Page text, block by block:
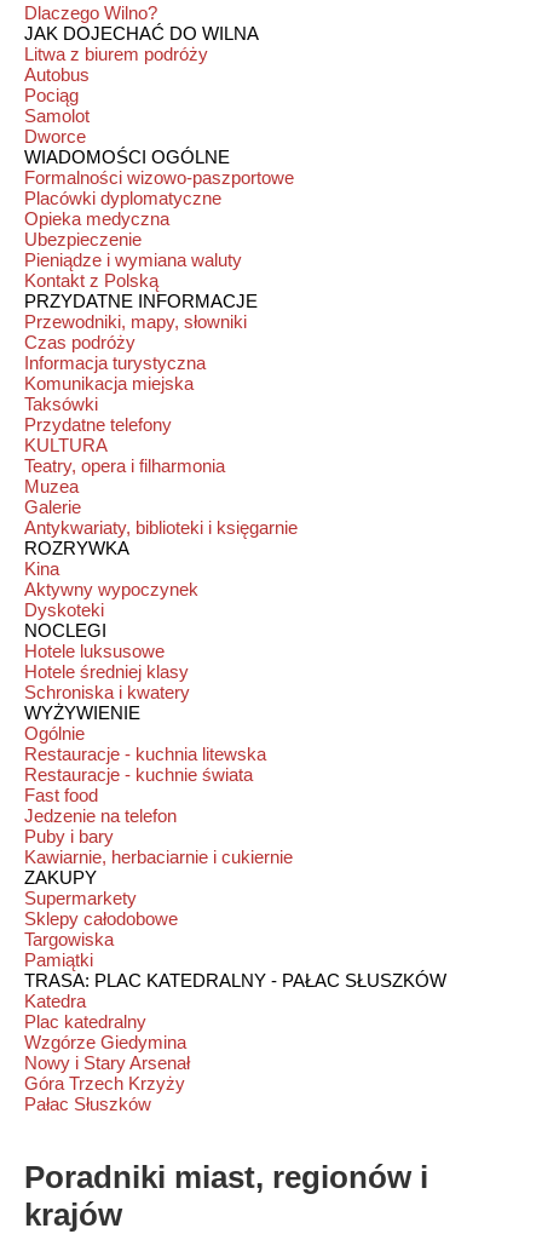
Dlaczego Wilno?
JAK DOJECHAĆ DO WILNA
Litwa z biurem podróży
Autobus
Pociąg
Samolot
Dworce
WIADOMOŚCI OGÓLNE
Formalności wizowo-paszportowe
Placówki dyplomatyczne
Opieka medyczna
Ubezpieczenie
Pieniądze i wymiana waluty
Kontakt z Polską
PRZYDATNE INFORMACJE
Przewodniki, mapy, słowniki
Czas podróży
Informacja turystyczna
Komunikacja miejska
Taksówki
Przydatne telefony
KULTURA
Teatry, opera i filharmonia
Muzea
Galerie
Antykwariaty, biblioteki i księgarnie
ROZRYWKA
Kina
Aktywny wypoczynek
Dyskoteki
NOCLEGI
Hotele luksusowe
Hotele średniej klasy
Schroniska i kwatery
WYŻYWIENIE
Ogólnie
Restauracje - kuchnia litewska
Restauracje - kuchnie świata
Fast food
Jedzenie na telefon
Puby i bary
Kawiarnie, herbaciarnie i cukiernie
ZAKUPY
Supermarkety
Sklepy całodobowe
Targowiska
Pamiątki
TRASA: PLAC KATEDRALNY - PAŁAC SŁUSZKÓW
Katedra
Plac katedralny
Wzgórze Giedymina
Nowy i Stary Arsenał
Góra Trzech Krzyży
Pałac Słuszków
Poradniki miast, regionów i
krajów